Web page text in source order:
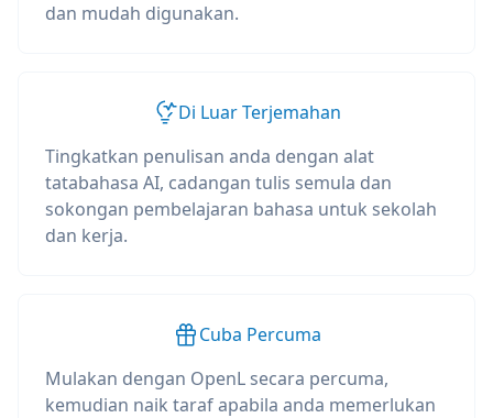
dan mudah digunakan.
Di Luar Terjemahan
Tingkatkan penulisan anda dengan alat
tatabahasa AI, cadangan tulis semula dan
sokongan pembelajaran bahasa untuk sekolah
dan kerja.
Cuba Percuma
Mulakan dengan OpenL secara percuma,
kemudian naik taraf apabila anda memerlukan